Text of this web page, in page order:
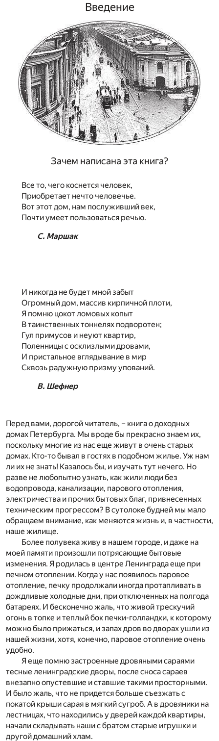
Введение
Зачем написана эта книга?
Все то, чего коснется человек,
Приобретает нечто человечье.
Вот этот дом, нам послуживший век,
Почти умеет пользоваться речью.
С. Маршак
И никогда не будет мной забыт
Огромный дом, массив кирпичной плоти,
Я помню цокот ломовых копыт
В таинственных тоннелях подворотен;
Гул примусов и неуют квартир,
Поленницы с осклизлыми дровами,
И пристальное вглядывание в мир
Сквозь радужную призму упований.
В. Шефнер
Перед вами, дорогой читатель, – книга о доходных
домах Петербурга. Мы вроде бы прекрасно знаем их,
поскольку многие из нас еще живут в очень старых
домах. Кто-то бывал в гостях в подобном жилье. Уж нам
ли их не знать! Казалось бы, и изучать тут нечего. Но
разве не любопытно узнать, как жили люди без
водопровода, канализации, парового отопления,
электричества и прочих бытовых благ, привнесенных
техническим прогрессом? В сутолоке будней мы мало
обращаем внимание, как меняются жизнь и, в частности,
наше жилище.
Более полувека живу в нашем городе, и даже на
моей памяти произошли потрясающие бытовые
изменения. Я родилась в центре Ленинграда еще при
печном отоплении. Когда у нас появилось паровое
отопление, печку продолжали иногда протапливать в
дождливые холодные дни, при отключенных на полгода
батареях. И бесконечно жаль, что живой трескучий
огонь в топке и теплый бок печки-голландки, к которому
можно было прижаться, и запах дров во дворах ушли из
нашей жизни, хотя, конечно, паровое отопление очень
удобно.
Я еще помню застроенные дровяными сараями
тесные ленинградские дворы, после сноса сараев
внезапно опустевшие и ставшие такими просторными.
И было жаль, что не придется больше съезжать с
покатой крыши сарая в мягкий сугроб. А в дровяники на
лестницах, что находились у дверей каждой квартиры,
начали складывать наши с братом старые игрушки и
другой домашний хлам.